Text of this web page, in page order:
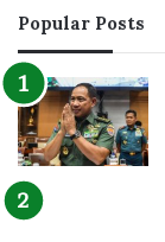
Popular Posts